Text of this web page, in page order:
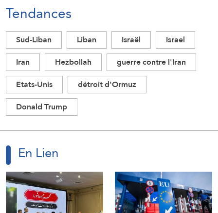
Tendances
Sud-Liban Liban Israël
Israel
Iran
Hezbollah
guerre contre l'Iran
Etats-Unis
détroit d'Ormuz
Donald Trump
En Lien